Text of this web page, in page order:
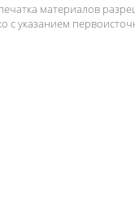
материалов
с указанием